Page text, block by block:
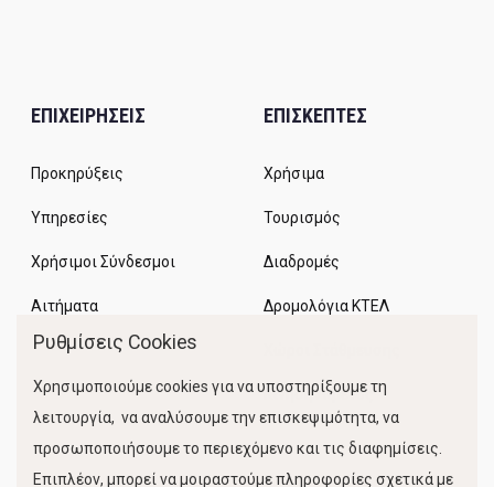
ΕΠΙΧΕΙΡΗΣΕΙΣ
Προκηρύξεις
Υπηρεσίες
Χρήσιμοι Σύνδεσμοι
Αιτήματα
ΕΠΙΣΚΕΠΤΕΣ
Χρήσιμα
Τουρισμός
Διαδρομές
Δρομολόγια ΚΤΕΛ
Κίνηση Λιμένος
Ρυθμίσεις Cookies
Χρησιμοποιούμε cookies για να υποστηρίξουμε τη
λειτουργία, να αναλύσουμε την επισκεψιμότητα, να
προσωποποιήσουμε το περιεχόμενο και τις διαφημίσεις.
Επιπλέον, μπορεί να μοιραστούμε πληροφορίες σχετικά με